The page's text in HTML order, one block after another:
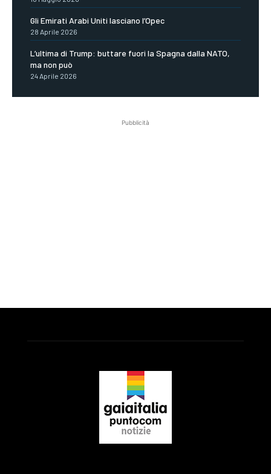
Gli Emirati Arabi Uniti lasciano l’Opec
28 Aprile 2026
L’ultima di Trump: buttare fuori la Spagna dalla NATO,
ma non può
24 Aprile 2026
Pubblicità